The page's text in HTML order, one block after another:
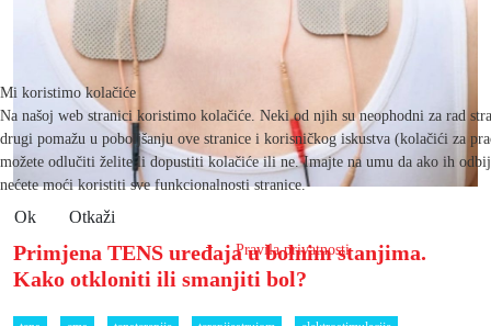
Primjena TENS uređaja u bolnim stanjima.
Kako otkloniti ili smanjiti bol?
Mi koristimo kolačiće
Na našoj web stranici koristimo kolačiće. Neki od njih su neophodni za rad
drugi pomažu u poboljšanju ove stranice i korisničkog iskustva (kolačići za
možete odlučiti želite li dopustiti kolačiće ili ne. Imajte na umu da ako ih
nećete moći koristiti sve funkcionalnosti stranice.
Ok Otkaži
Pravila privatnosti